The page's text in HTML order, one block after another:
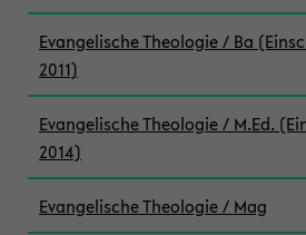
Evangelische Theologie / Ba
2011)
Evangelische Theologie / M.Ed.
2014)
Evangelische Theologie / Mag